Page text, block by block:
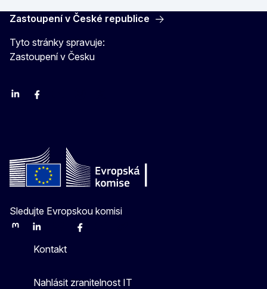
Zastoupení v České republice
Tyto stránky spravuje:
Zastoupení v Česku
LinkedinFacebook
Sledujte Evropskou komisi
MastodonLinkedInBlueskyFacebook
Kontakt
Nahlásit zranitelnost IT